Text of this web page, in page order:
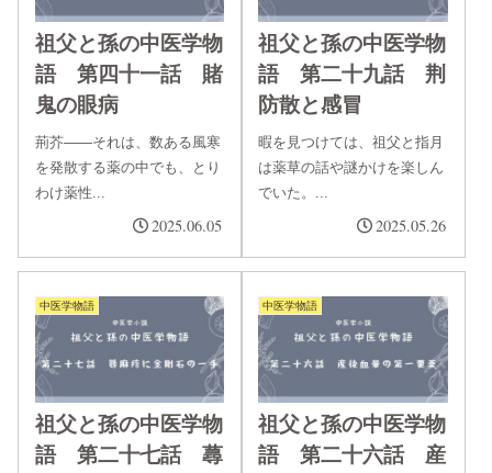
祖父と孫の中医学物
語 第四十一話 賭
鬼の眼病
荊芥――それは、数ある風寒
を発散する薬の中でも、とり
わけ薬性...
2025.06.05
祖父と孫の中医学物
語 第二十九話 荆
防散と感冒
暇を見つけては、祖父と指月
は薬草の話や謎かけを楽しん
でいた。...
2025.05.26
中医学物語
祖父と孫の中医学物
語 第二十七話 蕁
中医学物語
祖父と孫の中医学物
語 第二十六話 産